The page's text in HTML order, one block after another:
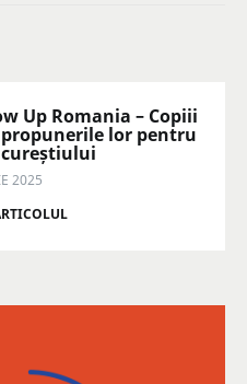
Up Romania – Copiii
lor pentru
2025